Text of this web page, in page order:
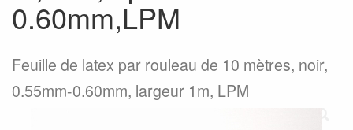
0.60mm,LPM
Feuille de latex par rouleau de 10 mètres, noir,
0.55mm-0.60mm, largeur 1m, LPM